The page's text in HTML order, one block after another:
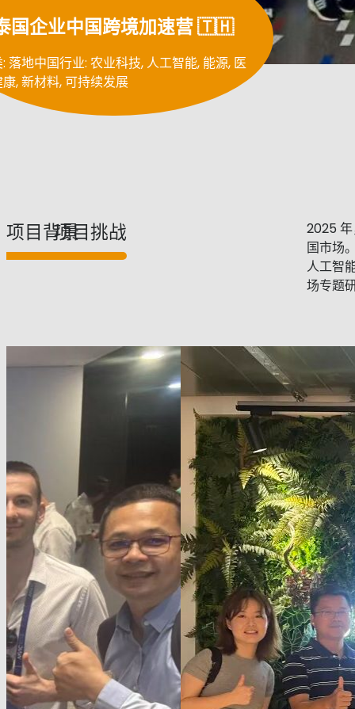
国企业中国跨境加速营 🇹🇭
落地中国行业: 农业科技, 人工智能, 能源, 医
, 新材料, 可持续发展
项目背景
2025
国市场
人工智
场专题
项目挑战